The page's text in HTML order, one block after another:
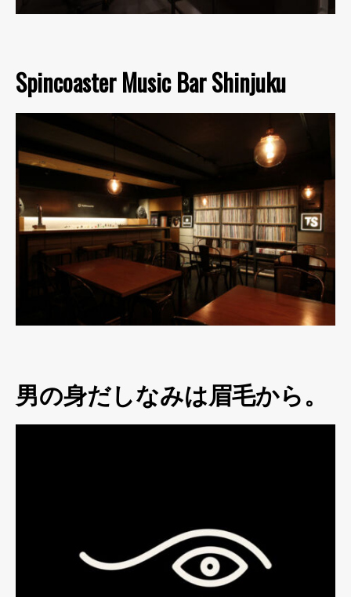
Spincoaster Music Bar Shinjuku
男の身だしなみは眉毛から。